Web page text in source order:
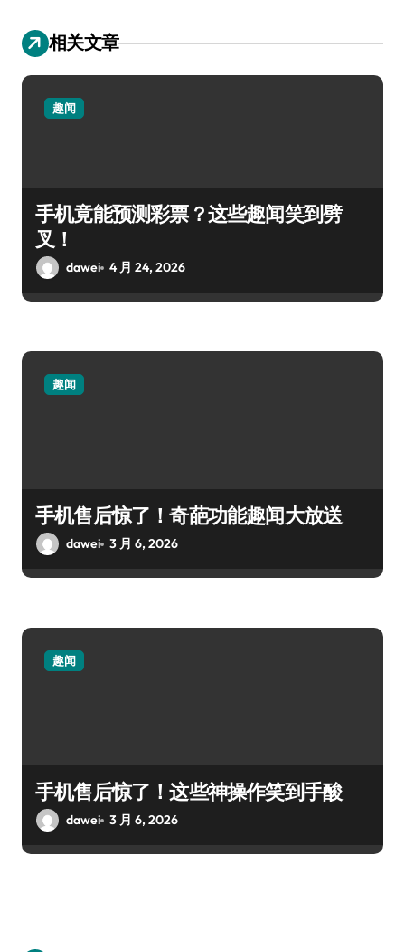
相关文章
趣闻
手机竟能预测彩票？这些趣闻笑到劈
叉！
dawei 4 月 24, 2026
趣闻
手机售后惊了！奇葩功能趣闻大放送
dawei 3 月 6, 2026
趣闻
手机售后惊了！这些神操作笑到手酸
dawei 3 月 6, 2026